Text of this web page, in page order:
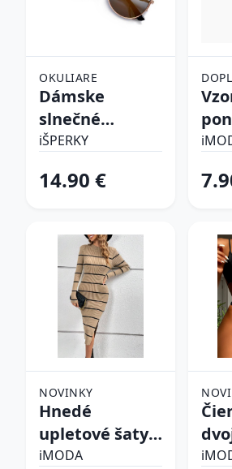
OKULIARE
Dámske
slnečné
okuliare
iŠPERKY
14.90 €
NOVINKY
Hnedé
upletové šaty
prúžkované
iMODA